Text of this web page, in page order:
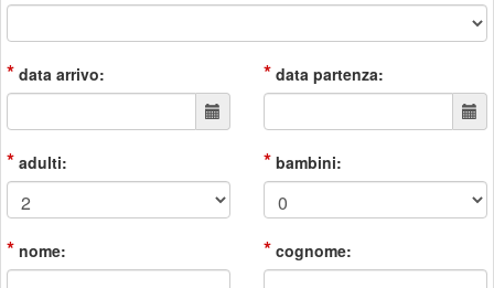
* data arrivo: * data partenza:
* adulti: * bambini:
* nome: * cognome: